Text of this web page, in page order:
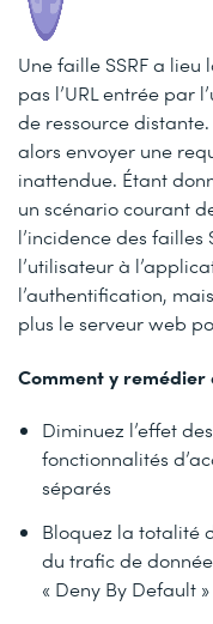
Une faille SSRF a
pas l’URL entrée par
de ressource
alors envoyer une
inattendue. Étant
un scénario courant
l’incidence des failles
l’utilisateur à
l’authentification,
plus le serveur web
Comment y remédier
Diminuez l’effet
fonctionnalités
séparés
Bloquez la totalité
du trafic de
« Deny By Default »